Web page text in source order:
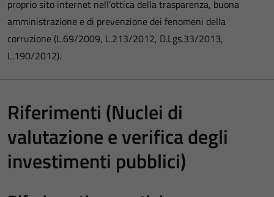
proprio sito internet nell’ottica della trasparenza, buona
amministrazione e di prevenzione dei fenomeni della
corruzione (L.69/2009, L.213/2012, D.Lgs.33/2013,
L.190/2012).
Riferimenti (Nuclei di
valutazione e verifica degli
investimenti pubblici)